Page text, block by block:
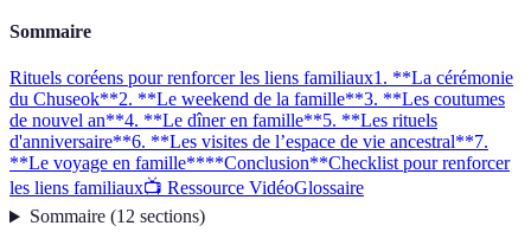
Sommaire
Rituels coréens pour renforcer les liens familiaux1. **La cérémonie
du Chuseok**2. **Le weekend de la famille**3. **Les coutumes
de nouvel an**4. **Le dîner en famille**5. **Les rituels
d'anniversaire**6. **Les visites de l’espace de vie ancestral**7.
**Le voyage en famille****Conclusion**Checklist pour renforcer
les liens familiaux📺 Ressource VidéoGlossaire
Sommaire(12 sections)